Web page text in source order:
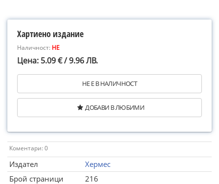
Хартиено издание
Наличност: НЕ
Цена: 5.09 € / 9.96 ЛВ.
НЕ Е В НАЛИЧНОСТ
ДОБАВИ В ЛЮБИМИ
Коментари: 0
Издател
Хермес
Брой страници
216